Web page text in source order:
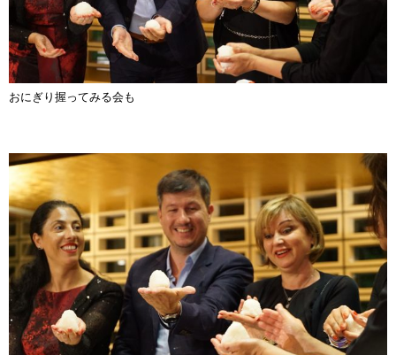
おにぎり握ってみる会も